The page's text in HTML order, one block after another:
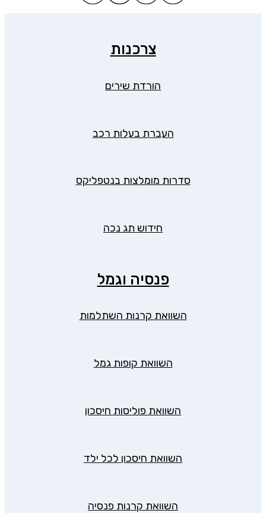
צרכנות
הורדת שירים
העברת בעלות רכב
סדרות מומלצות בנטפליקס
חידוש תג נכה
פנסיה וגמל
השוואת קרנות השתלמות
השוואת קופות גמל
השוואת פוליסות חיסכון
השוואת חיסכון לכל ילד
השוואת קרנות פנסיה